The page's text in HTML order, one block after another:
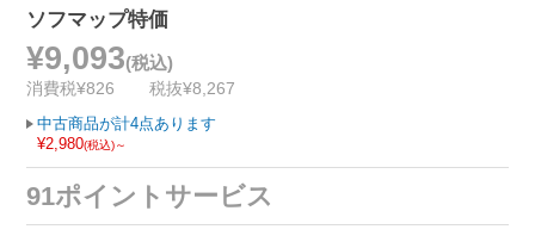
ソフマップ特価
¥9,093(税込)
消費税¥826 税抜¥8,267
中古商品が計4点あります
¥2,980(税込)～
91ポイントサービス